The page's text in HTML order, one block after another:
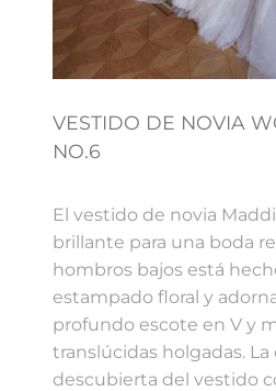
VESTIDO DE NOVIA
NO.6
El vestido de novia
brillante para una boda
hombros bajos está
estampado floral y
profundo escote en V y
translúcidas holgadas. La
descubierta del vestido